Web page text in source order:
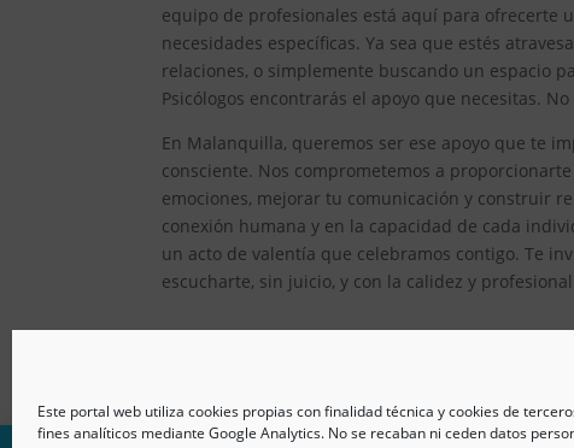
Este portal web utiliza cookies propias con finalidad técnica y cookies de
fines analíticos mediante Google Analytics. No se recaban ni ceden datos
equipo de profesionales está aquí para ofrecerte
necesidades específicas. Ya sea que estés
relaciones, o simplemente buscando un espacio
Psicólogos encontrarás el apoyo que necesitas.
En Malanquilla, queremos ser ese apoyo que te
consciente. Nos comprometemos a
emociones, mejorar tu comunicación y construir
conexión humana y en la capacidad de cada
un acto de valentía que celebramos contigo. Te
escucharte, sin juicio, y con la calidez y